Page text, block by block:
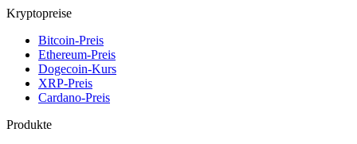
Kryptopreise
Bitcoin-Preis
Ethereum-Preis
Dogecoin-Kurs
XRP-Preis
Cardano-Preis
Produkte